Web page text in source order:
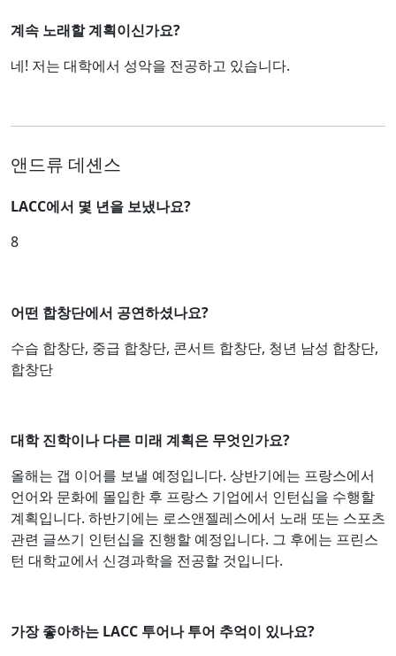
계속 노래할 계획이신가요?
네! 저는 대학에서 성악을 전공하고 있습니다.
앤드류 데셴스
LACC에서 몇 년을 보냈나요?
8
어떤 합창단에서 공연하셨나요?
수습 합창단, 중급 합창단, 콘서트 합창단, 청년 남성 합창단,
합창단
대학 진학이나 다른 미래 계획은 무엇인가요?
올해는 갭 이어를 보낼 예정입니다. 상반기에는 프랑스에서
언어와 문화에 몰입한 후 프랑스 기업에서 인턴십을 수행할
계획입니다. 하반기에는 로스앤젤레스에서 노래 또는 스포츠
관련 글쓰기 인턴십을 진행할 예정입니다. 그 후에는 프린스
턴 대학교에서 신경과학을 전공할 것입니다.
가장 좋아하는 LACC 투어나 투어 추억이 있나요?